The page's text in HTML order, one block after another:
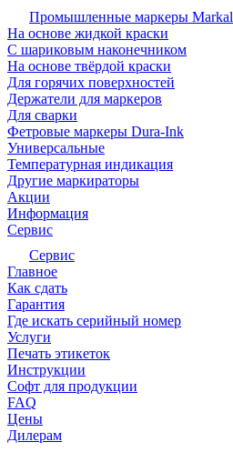
Промышленные маркеры Markal
На основе жидкой краски
С шариковым наконечником
На основе твёрдой краски
Для горячих поверхностей
Держатели для маркеров
Для сварки
Фетровые маркеры Dura-Ink
Универсальные
Температурная индикация
Другие маркираторы
Акции
Информация
Сервис
Сервис
Главное
Как сдать
Гарантия
Где искать серийный номер
Услуги
Печать этикеток
Инструкции
Софт для продукции
FAQ
Цены
Дилерам